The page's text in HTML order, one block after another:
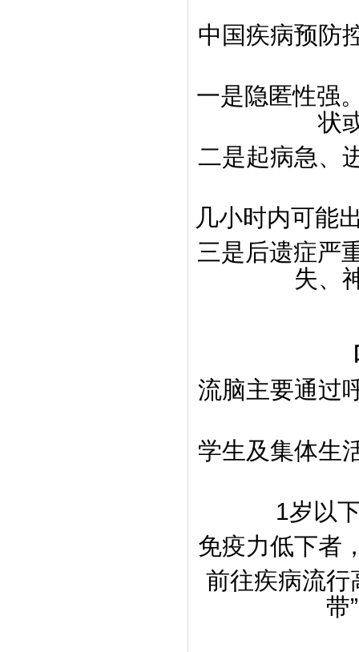
中国疾病预防
一是隐匿性强
状
二是起病急、
几小时内可能
三是后遗症严
失、
流脑主要通过
学生及集体生
1岁以
免疫力低下者
前往疾病流行
带